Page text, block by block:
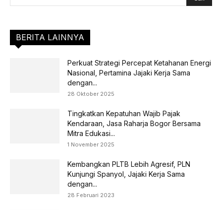
BERITA LAINNYA
Perkuat Strategi Percepat Ketahanan Energi
Nasional, Pertamina Jajaki Kerja Sama
dengan...
28 Oktober 2025
Tingkatkan Kepatuhan Wajib Pajak
Kendaraan, Jasa Raharja Bogor Bersama
Mitra Edukasi...
1 November 2025
Kembangkan PLTB Lebih Agresif, PLN
Kunjungi Spanyol, Jajaki Kerja Sama
dengan...
28 Februari 2023